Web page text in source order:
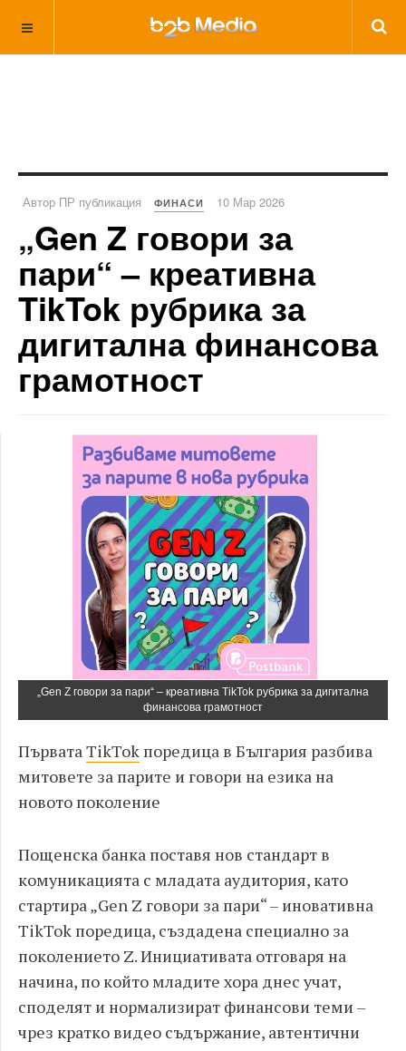
Автор ПР публикация ФИНАСИ 10 Мар 2026
„Gen Z говори за
пари“ – креативна
TikTok рубрика за
дигитална финансова
грамотност
„Gen Z говори за пари“ – креативна TikTok рубрика за дигитална
финансова грамотност
ПърватаTikTok поредица в България разбива
митовете за парите и говори на езика на
новото поколение
Пощенска банка поставя нов стандарт в
комуникацията с младата аудитория, като
стартира „Gen Z говори за пари“ – иновативна
TikTok поредица, създадена специално за
поколението Z. Инициативата отговаря на
начина, по който младите хора днес учат,
споделят и нормализират финансови теми –
чрез кратко видео съдържание, автентични